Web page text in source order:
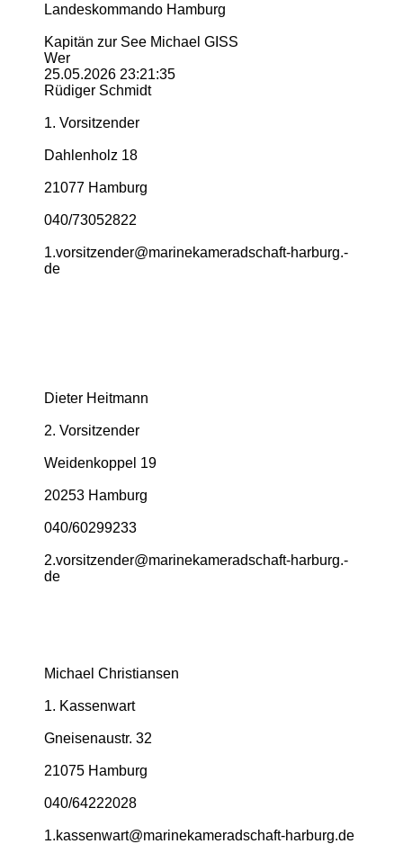
Landeskommando Hamburg
Kapitän zur See Michael GISS
Wer
25.05.2026 23:21:35
Rüdiger Schmidt
1. Vorsitzender
Dahlenholz 18
21077 Hamburg
040/73052822
1.­vorsitzender@­marinekameradschaft-­harburg.­
de
Dieter Heitmann
2. Vorsitzender
Weidenkoppel 19
20253 Hamburg
040/60299233
2.­vorsitzender@­marinekameradschaft-­harburg.­
de
Michael Christiansen
1. Kassenwart
Gneisenaustr. 32
21075 Hamburg
040/64222028
1.­kassenwart@­marinekameradschaft-­harburg.­de